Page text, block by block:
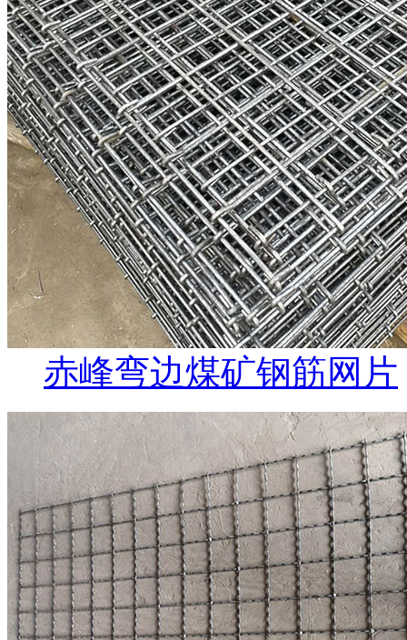
赤峰弯边煤矿钢筋网片